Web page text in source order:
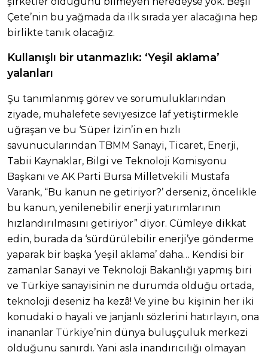
Çete’nin bu yağmada da ilk sırada yer alacağına hep
birlikte tanık olacağız.
Kullanışlı bir utanmazlık: ‘Yeşil aklama’
yalanları
Şu tanımlanmış görev ve sorumuluklarından
ziyade, muhalefete seviyesizce laf yetiştirmekle
uğraşan ve bu ‘Süper İzin’in en hızlı
savunucularından TBMM Sanayi, Ticaret, Enerji,
Tabii Kaynaklar, Bilgi ve Teknoloji Komisyonu
Başkanı ve AK Parti Bursa Milletvekili Mustafa
Varank, “Bu kanun ne getiriyor?’ derseniz, öncelikle
bu kanun, yenilenebilir enerji yatırımlarının
hızlandırılmasını getiriyor” diyor. Cümleye dikkat
edin, burada da ‘sürdürülebilir enerji’ye gönderme
yaparak bir başka ‘yeşil aklama’ daha… Kendisi bir
zamanlar Sanayi ve Teknoloji Bakanlığı yapmış biri
ve Türkiye sanayisinin ne durumda olduğu ortada,
teknoloji deseniz ha kezâ! Ve yine bu kişinin her iki
konudaki o hayali ve janjanlı sözlerini hatırlayın, ona
inananlar Türkiye’nin dünya buluşçuluk merkezi
olduğunu sanırdı. Yani asla inandırıcılığı olmayan